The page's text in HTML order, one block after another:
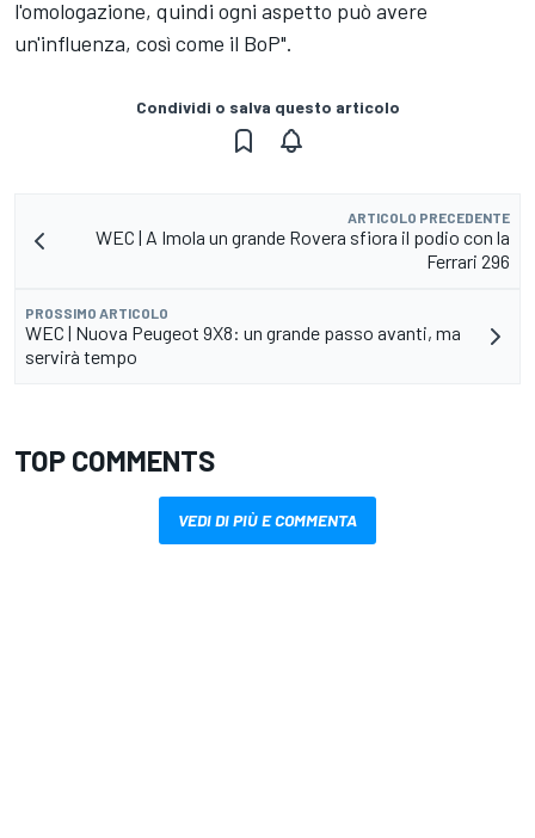
l'omologazione, quindi ogni aspetto può avere
un'influenza, così come il BoP".
Condividi o salva questo articolo
ARTICOLO PRECEDENTE
WEC | A Imola un grande Rovera sfiora il podio con la
Ferrari 296
PROSSIMO ARTICOLO
WEC | Nuova Peugeot 9X8: un grande passo avanti, ma
servirà tempo
TOP COMMENTS
VEDI DI PIÙ E COMMENTA